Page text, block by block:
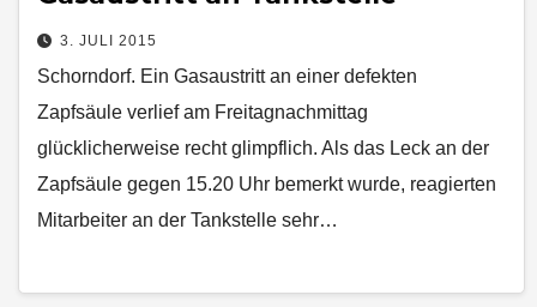
3. JULI 2015
Schorndorf. Ein Gasaustritt an einer defekten
Zapfsäule verlief am Freitagnachmittag
glücklicherweise recht glimpflich. Als das Leck an der
Zapfsäule gegen 15.20 Uhr bemerkt wurde, reagierten
Mitarbeiter an der Tankstelle sehr…